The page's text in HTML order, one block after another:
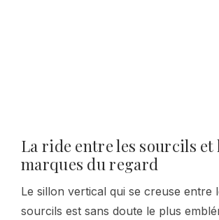
La ride entre les sourcils et
marques du regard
Le sillon vertical qui se creuse entre
sourcils est sans doute le plus